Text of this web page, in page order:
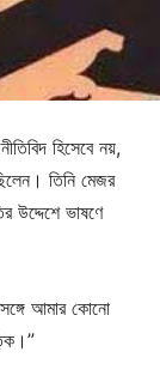
হিসেবে নয়,
তিনি মেজর
উদ্দেশে ভাষণে
আমার কোনো